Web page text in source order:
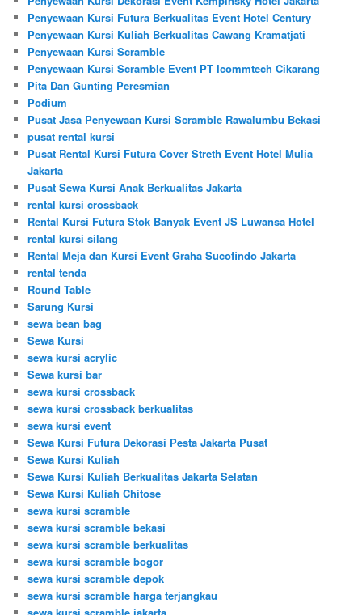
Penyewaan Kursi Futura Berkualitas Event Hotel Century
Penyewaan Kursi Kuliah Berkualitas Cawang Kramatjati
Penyewaan Kursi Scramble
Penyewaan Kursi Scramble Event PT Icommtech Cikarang
Pita Dan Gunting Peresmian
Podium
Pusat Jasa Penyewaan Kursi Scramble Rawalumbu Bekasi
pusat rental kursi
Pusat Rental Kursi Futura Cover Streth Event Hotel Mulia
Jakarta
Pusat Sewa Kursi Anak Berkualitas Jakarta
rental kursi crossback
Rental Kursi Futura Stok Banyak Event JS Luwansa Hotel
rental kursi silang
Rental Meja dan Kursi Event Graha Sucofindo Jakarta
rental tenda
Round Table
Sarung Kursi
sewa bean bag
Sewa Kursi
sewa kursi acrylic
Sewa kursi bar
sewa kursi crossback
sewa kursi crossback berkualitas
sewa kursi event
Sewa Kursi Futura Dekorasi Pesta Jakarta Pusat
Sewa Kursi Kuliah
Sewa Kursi Kuliah Berkualitas Jakarta Selatan
Sewa Kursi Kuliah Chitose
sewa kursi scramble
sewa kursi scramble bekasi
sewa kursi scramble berkualitas
sewa kursi scramble bogor
sewa kursi scramble depok
sewa kursi scramble harga terjangkau